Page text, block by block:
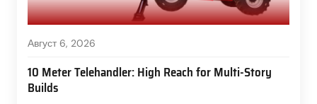
Август 6, 2026
10 Meter Telehandler: High Reach for Multi-Story
Builds